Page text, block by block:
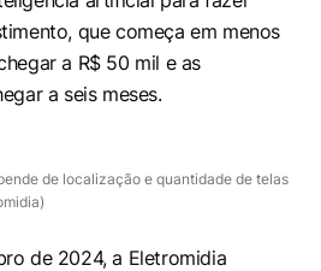
que começa em menos
a R$ 50 mil e as
a seis meses.
de localização e quantidade de telas
de 2024, a Eletromidia